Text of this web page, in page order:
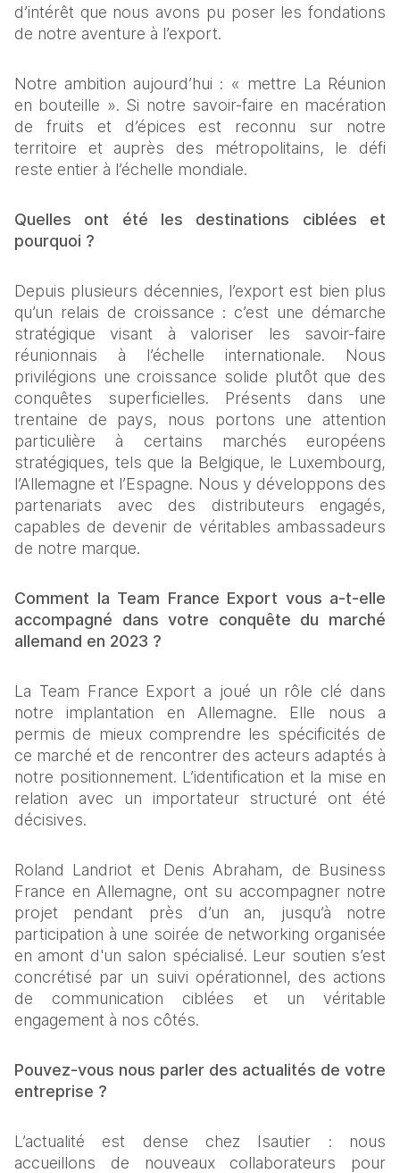
d’intérêt que nous avons pu poser les fondations
de notre aventure à l’export.
Notre ambition aujourd’hui : « mettre La Réunion
en bouteille ». Si notre savoir-faire en macération
de fruits et d’épices est reconnu sur notre
territoire et auprès des métropolitains, le défi
reste entier à l’échelle mondiale.
Quelles ont été les destinations ciblées et
pourquoi ?
Depuis plusieurs décennies, l’export est bien plus
qu’un relais de croissance : c’est une démarche
stratégique visant à valoriser les savoir-faire
réunionnais à l’échelle internationale. Nous
privilégions une croissance solide plutôt que des
conquêtes superficielles. Présents dans une
trentaine de pays, nous portons une attention
particulière à certains marchés européens
stratégiques, tels que la Belgique, le Luxembourg,
l’Allemagne et l’Espagne. Nous y développons des
partenariats avec des distributeurs engagés,
capables de devenir de véritables ambassadeurs
de notre marque.
Comment la Team France Export vous a-t-elle
accompagné dans votre conquête du marché
allemand en 2023 ?
La Team France Export a joué un rôle clé dans
notre implantation en Allemagne. Elle nous a
permis de mieux comprendre les spécificités de
ce marché et de rencontrer des acteurs adaptés à
notre positionnement. L’identification et la mise en
relation avec un importateur structuré ont été
décisives.
Roland Landriot et Denis Abraham, de Business
France en Allemagne, ont su accompagner notre
projet pendant près d’un an, jusqu’à notre
participation à une soirée de networking organisée
en amont d'un salon spécialisé. Leur soutien s’est
concrétisé par un suivi opérationnel, des actions
de communication ciblées et un véritable
engagement à nos côtés.
Pouvez-vous nous parler des actualités de votre
entreprise ?
L’actualité est dense chez Isautier : nous
accueillons de nouveaux collaborateurs pour